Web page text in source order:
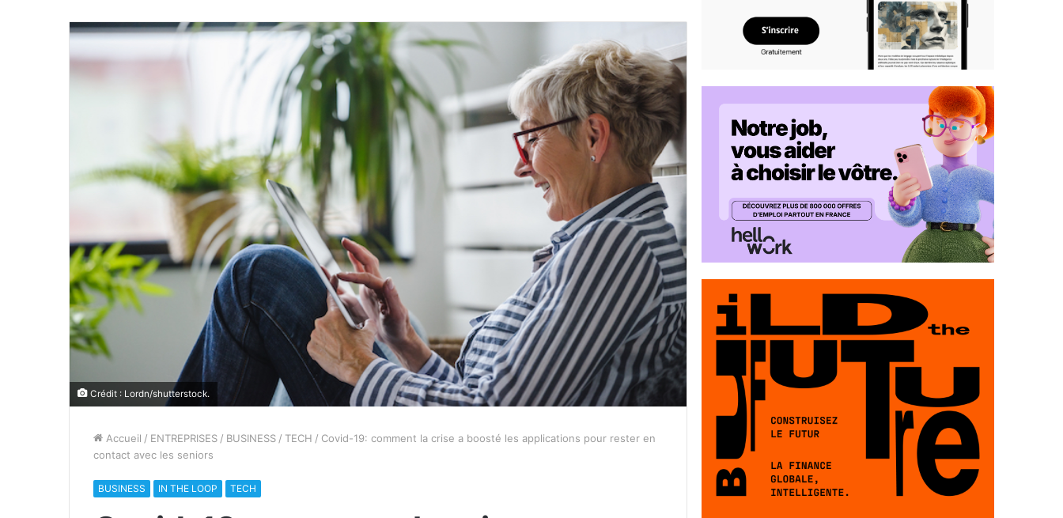
Crédit : Lordn/shutterstock.
Accueil / ENTREPRISES / BUSINESS / TECH / Covid-19: comment la crise a boosté les applications pour rester en
contact avec les seniors
BUSINESS IN THE LOOP TECH